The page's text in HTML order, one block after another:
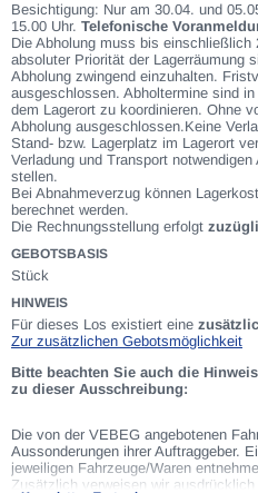
Besichtigung: Nur am 30.04. und
15.00 Uhr. Telefonische
Die Abholung muss bis einschließlich
absoluter Priorität der Lagerräumung
Abholung zwingend einzuhalten.
ausgeschlossen. Abholtermine sind
dem Lagerort zu koordinieren. Ohne
Abholung ausgeschlossen.Keine
Stand- bzw. Lagerplatz im Lagerort
Verladung und Transport
stellen.
Bei Abnahmeverzug können
berechnet werden.
Die Rechnungsstellung erfolgt
GEBOTSBASIS
Stück
HINWEIS
Für dieses Los existiert eine
Zur zusätzlichen Gebotsmöglichkeit
Bitte beachten Sie auch die
zu dieser Ausschreibung:
Die von der VEBEG angebotenen
Aussonderungen ihrer Auftraggeber.
jeweiligen Fahrzeuge/Waren
Zusätzlich verweisen wir